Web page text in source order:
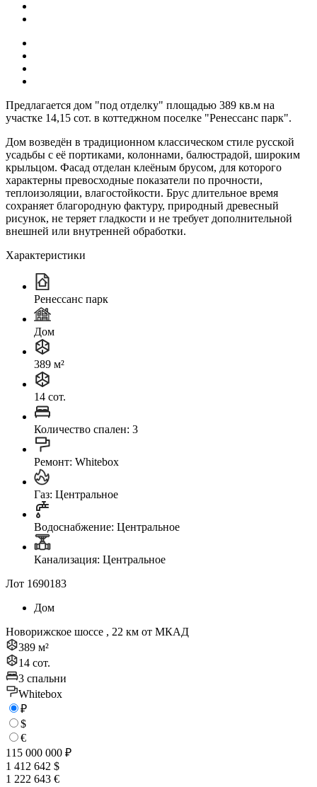
Предлагается дом "под отделку" площадью 389 кв.м на
участке 14,15 сот. в коттеджном поселке "Ренессанс парк".
Дом возведён в традиционном классическом стиле русской
усадьбы с её портиками, колоннами, балюстрадой, широким
крыльцом. Фасад отделан клеёным брусом, для которого
характерны превосходные показатели по прочности,
теплоизоляции, влагостойкости. Брус длительное время
сохраняет благородную фактуру, природный древесный
рисунок, не теряет гладкости и не требует дополнительной
внешней или внутренней обработки.
Характеристики
Ренессанс парк
Дом
389 м²
14 сот.
Количество спален: 3
Ремонт: Whitebox
Газ: Центральное
Водоснабжение: Центральное
Канализация: Центральное
Лот 1690183
Дом
Новорижское шоссе , 22 км от МКАД
389 м²
14 сот.
3 спальни
Whitebox
₽
$
€
115 000 000 ₽
1 412 642 $
1 222 643 €